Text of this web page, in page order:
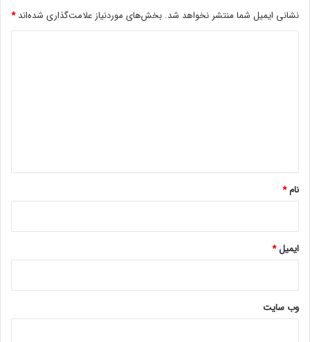
ا
ن
نشانی ایمیل شما منتشر نخواهد شد. بخش‌های موردنیاز علامت‌گذاری شده‌اند*
نام*
ایمیل*
وب‌ سایت